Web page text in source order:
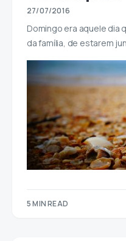
27/07/2016
Domingo era aquele dia
da família, de estarem
5 MIN READ